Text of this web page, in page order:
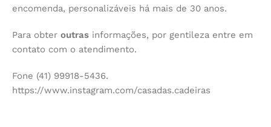
encomenda, personalizáveis há mais de 30 anos.
Para obter outras informações, por gentileza entre em
contato com o atendimento.
Fone (41) 99918-5436.
https://www.instagram.com/casadas.cadeiras